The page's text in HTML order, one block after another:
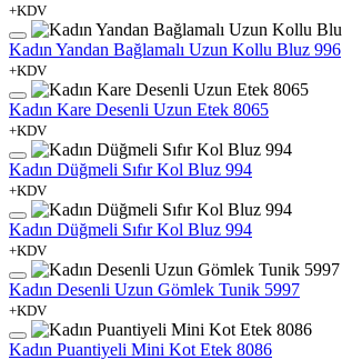
+KDV
Kadın Yandan Bağlamalı Uzun Kollu Bluz 996
+KDV
Kadın Kare Desenli Uzun Etek 8065
+KDV
Kadın Düğmeli Sıfır Kol Bluz 994
+KDV
Kadın Düğmeli Sıfır Kol Bluz 994
+KDV
Kadın Desenli Uzun Gömlek Tunik 5997
+KDV
Kadın Puantiyeli Mini Kot Etek 8086